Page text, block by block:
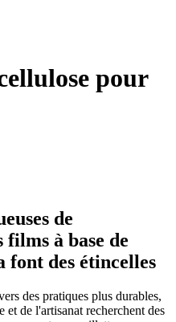
pour
de
à base de
font des étincelles
des pratiques plus durables,
et de l'artisanat recherchent des